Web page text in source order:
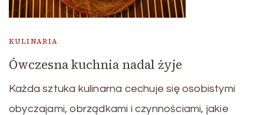
KULINARIA
Ówczesna kuchnia nadal żyje
Każda sztuka kulinarna cechuje się osobistymi
obyczajami, obrządkami i czynnościami, jakie